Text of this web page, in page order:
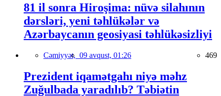
81 il sonra Hiroşima: nüvə silahının
dərsləri, yeni təhlükələr və
Azərbaycanın geosiyasi təhlükəsizliyi
Cəmiyyət, 09 avqust, 01:26 469
Prezident iqamətgahı niyə məhz
Zuğulbada yaradılıb? Təbiətin